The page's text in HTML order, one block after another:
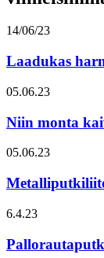
14/06/23
Laadukas
05.06.23
Niin monta
05.06.23
6.4.23